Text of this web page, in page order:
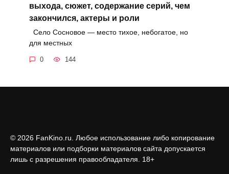
выхода, сюжет, содержание серий, чем
закончился, актеры и роли
Село Сосновое — место тихое, небогатое, но
для местных
0 144
© 2026 FanKino.ru. Любое использование либо копирование
материалов или подборки материалов сайта допускается
лишь с разрешения правообладателя. 18+